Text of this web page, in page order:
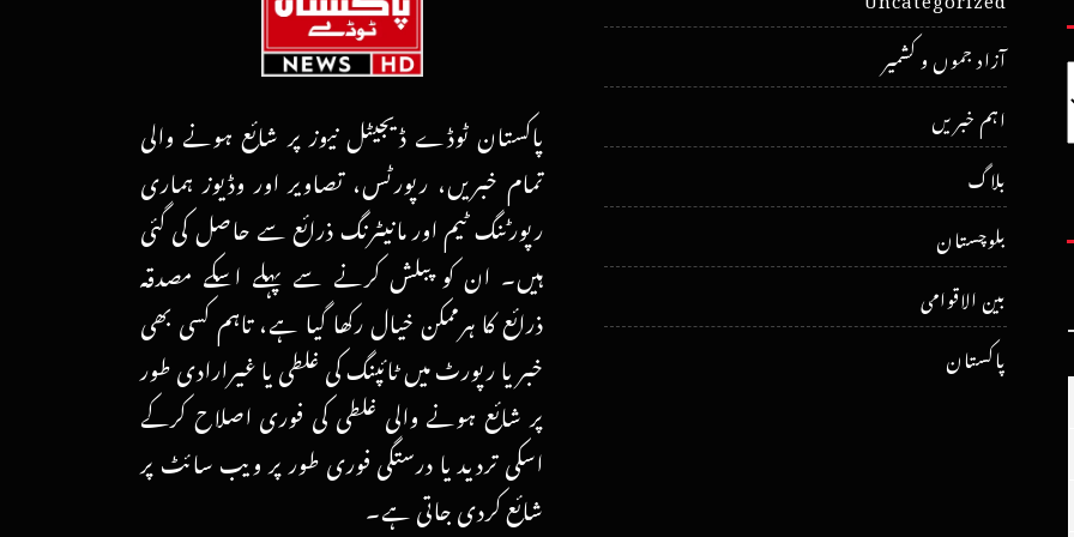
پاکستان ٹوڈے ڈیجیٹل نیوز پر شائع ہونے والی
تمام خبریں، رپورٹس، تصاویر اور وڈیوز ہماری
رپورٹنگ ٹیم اور مانیٹرنگ ذرائع سے حاصل کی گئی
ہیں۔ ان کو پبلش کرنے سے پہلے اسکے مصدقہ
ذرائع کا ہرممکن خیال رکھا گیا ہے، تاہم کسی بھی
خبر یا رپورٹ میں ٹائپنگ کی غلطی یا غیرارادی طور
پر شائع ہونے والی غلطی کی فوری اصلاح کرکے
اسکی تردید یا درستگی فوری طور پر ویب سائٹ پر
شائع کردی جاتی ہے۔
آزاد جموں و کشمیر
اہم خبریں
بلاگ
بلوچستان
بین الاقوامی
پاکستان